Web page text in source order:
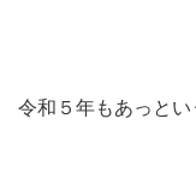
令和５年もあっとい